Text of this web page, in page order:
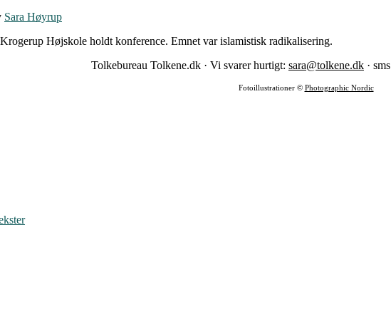
Sara Høyrup
Højskole holdt konference. Emnet var islamistisk radikalisering.
Tolkebureau Tolkene.dk · Vi svarer hurtigt: sara@tolkene.dk · sms
Fotoillustrationer © Photographic Nordic